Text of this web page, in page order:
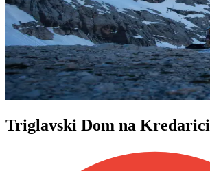
Triglavski Dom na Kredarici